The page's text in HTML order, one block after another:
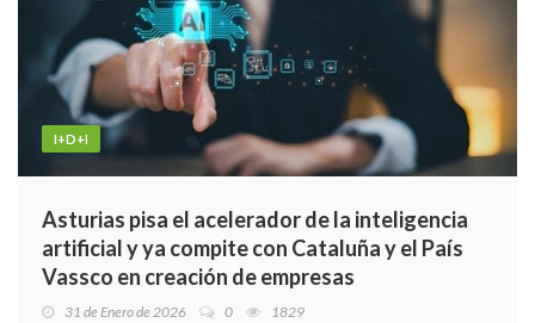
I+D+I
Asturias pisa el acelerador de la inteligencia
artificial y ya compite con Cataluña y el País
Vassco en creación de empresas
31 de Enero de 2026 0 1829